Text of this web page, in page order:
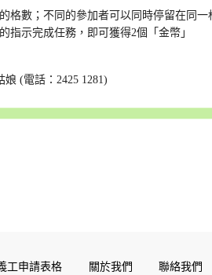
格數；不同的參加者可以同時停留在同一
示完成任務，即可獲得2個「金幣」
(電話：2425 1281)
工申請表格 關於我們 聯絡我們